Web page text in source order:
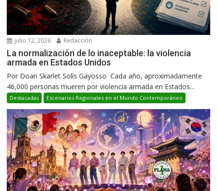
julio 12, 2026 Redacción
La normalización de lo inaceptable: la violencia
armada en Estados Unidos
Por Doan Skarlet Solís Gayosso Cada año, aproximadamente
46,000 personas mueren por violencia armada en Estados...
Destacadas Escenarios Regionales en el Mundo Contemporáneo